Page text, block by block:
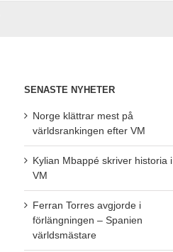
SENASTE NYHETER
Norge klättrar mest på
världsrankingen efter VM
Kylian Mbappé skriver historia i
VM
Ferran Torres avgjorde i
förlängningen – Spanien
världsmästare